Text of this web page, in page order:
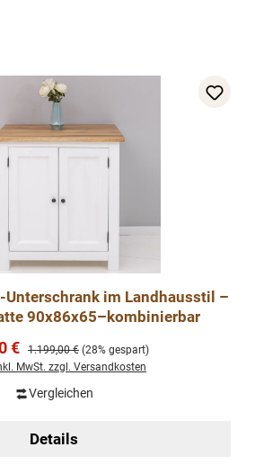
Unterschrank im Landhausstil –
90x86x65–kombinierbar
€ Regulärer Preis:
1.199,00 € (28% gespart)
MwSt. zzgl. Versandkosten
Vergleichen
Details